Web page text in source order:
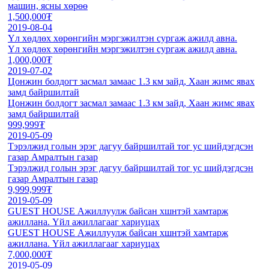
машин, ясны хөрөө
1,500,000₮
2019-08-04
Үл хөдлөх хөрөнгийн мэргэжилтэн сургаж ажилд авна.
Үл хөдлөх хөрөнгийн мэргэжилтэн сургаж ажилд авна.
1,000,000₮
2019-07-02
Цонжин болдогт засмал замаас 1.3 км зайд, Хаан жимс явах
замд байршилтай
Цонжин болдогт засмал замаас 1.3 км зайд, Хаан жимс явах
замд байршилтай
999,999₮
2019-05-09
Тэрэлжид голын эрэг дагуу байршилтай тог ус шийдэгдсэн
газар Амралтын газар
Тэрэлжид голын эрэг дагуу байршилтай тог ус шийдэгдсэн
газар Амралтын газар
9,999,999₮
2019-05-09
GUEST HOUSE Ажиллуулж байсан хшнтэй хамтарж
ажиллана. Үйл ажиллагааг хариуцах
GUEST HOUSE Ажиллуулж байсан хшнтэй хамтарж
ажиллана. Үйл ажиллагааг хариуцах
7,000,000₮
2019-05-09